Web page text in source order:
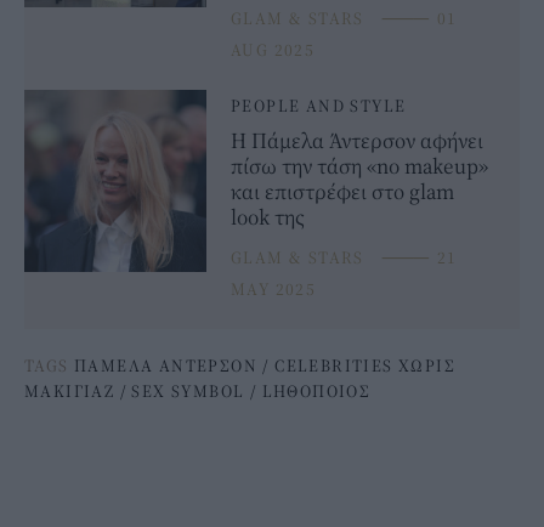
GLAM & STARS ⸻ 01
AUG 2025
PEOPLE AND STYLE
Η Πάμελα Άντερσον αφήνει
πίσω την τάση «no makeup»
και επιστρέφει στο glam
look της
GLAM & STARS ⸻ 21
MAY 2025
TAGS ΠΑΜΕΛΑ ΑΝΤΕΡΣΟΝ / CELEBRITIES ΧΩΡΙΣ
ΜΑΚΙΓΙΑΖ / SEX SYMBOL / LΗΘΟΠΟΙΟΣ